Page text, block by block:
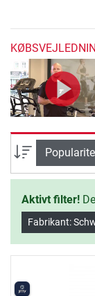
sortering
Aktivt filter!
Fabrikant: